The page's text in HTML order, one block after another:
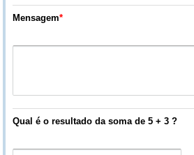
Mensagem*
Qual é o resultado da soma de 5 + 3 ?